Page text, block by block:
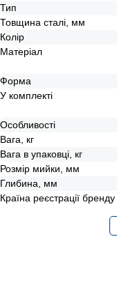
Тип
Товщина сталі, мм
Колір
Матеріал
Форма
У комплекті
Особливості
Вага, кг
Вага в упаковці, кг
Розмір мийки, мм
Глибина, мм
Країна реєстрації бренду